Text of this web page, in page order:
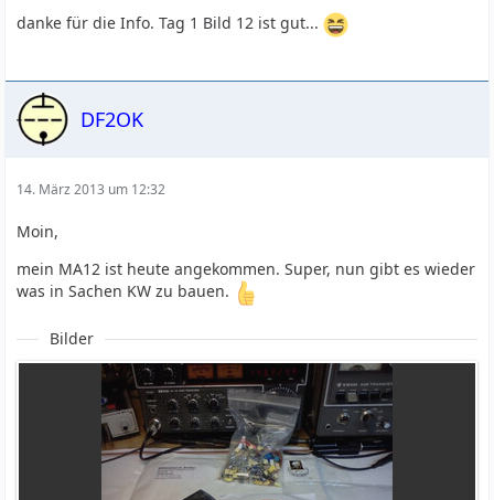
danke für die Info. Tag 1 Bild 12 ist gut...
DF2OK
14. März 2013 um 12:32
Moin,
mein MA12 ist heute angekommen. Super, nun gibt es wieder
was in Sachen KW zu bauen.
Bilder